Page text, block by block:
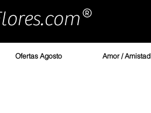
Ofertas Agosto Amor /